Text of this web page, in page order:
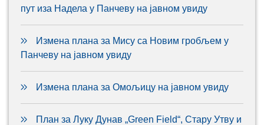
пут иза Надела у Панчеву на јавном увиду
Измена плана за Мису са Новим гробљем у
Панчеву на јавном увиду
Измена плана за Омољицу на јавном увиду
План за Луку Дунав „Green Field“, Стару Утву и